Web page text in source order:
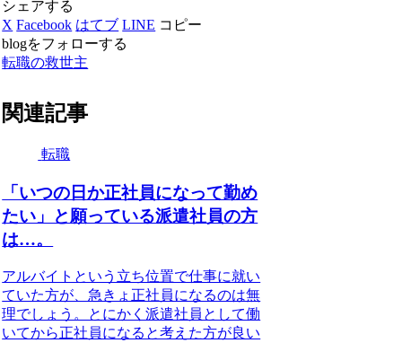
シェアする
X Facebook はてブ LINE コピー
blogをフォローする
転職の救世主
関連記事
転職
「いつの日か正社員になって勤め
たい」と願っている派遣社員の方
は…。
アルバイトという立ち位置で仕事に就い
ていた方が、急きょ正社員になるのは無
理でしょう。とにかく派遣社員として働
いてから正社員になると考えた方が良い